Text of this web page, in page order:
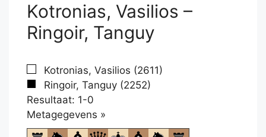
Kotronias, Vasilios –
Ringoir, Tanguy
Kotronias, Vasilios (2611)
Ringoir, Tanguy (2252)
Resultaat: 1-0
Metagegevens »
om